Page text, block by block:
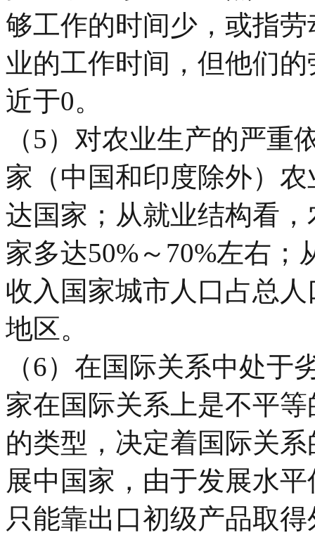
够工作的时间少，或指
业的工作时间，但他们
近于0。
（5）对农业生产的严重
家（中国和印度除外）农
达国家；从就业结构看
家多达50%～ 70%左右；
收入国家城市人口占总
地区。
（6）在国际关系中处于
家在国际关系上是不平
的类型，决定着国际关
展中国家，由于发展水
只能靠出口初级产品取